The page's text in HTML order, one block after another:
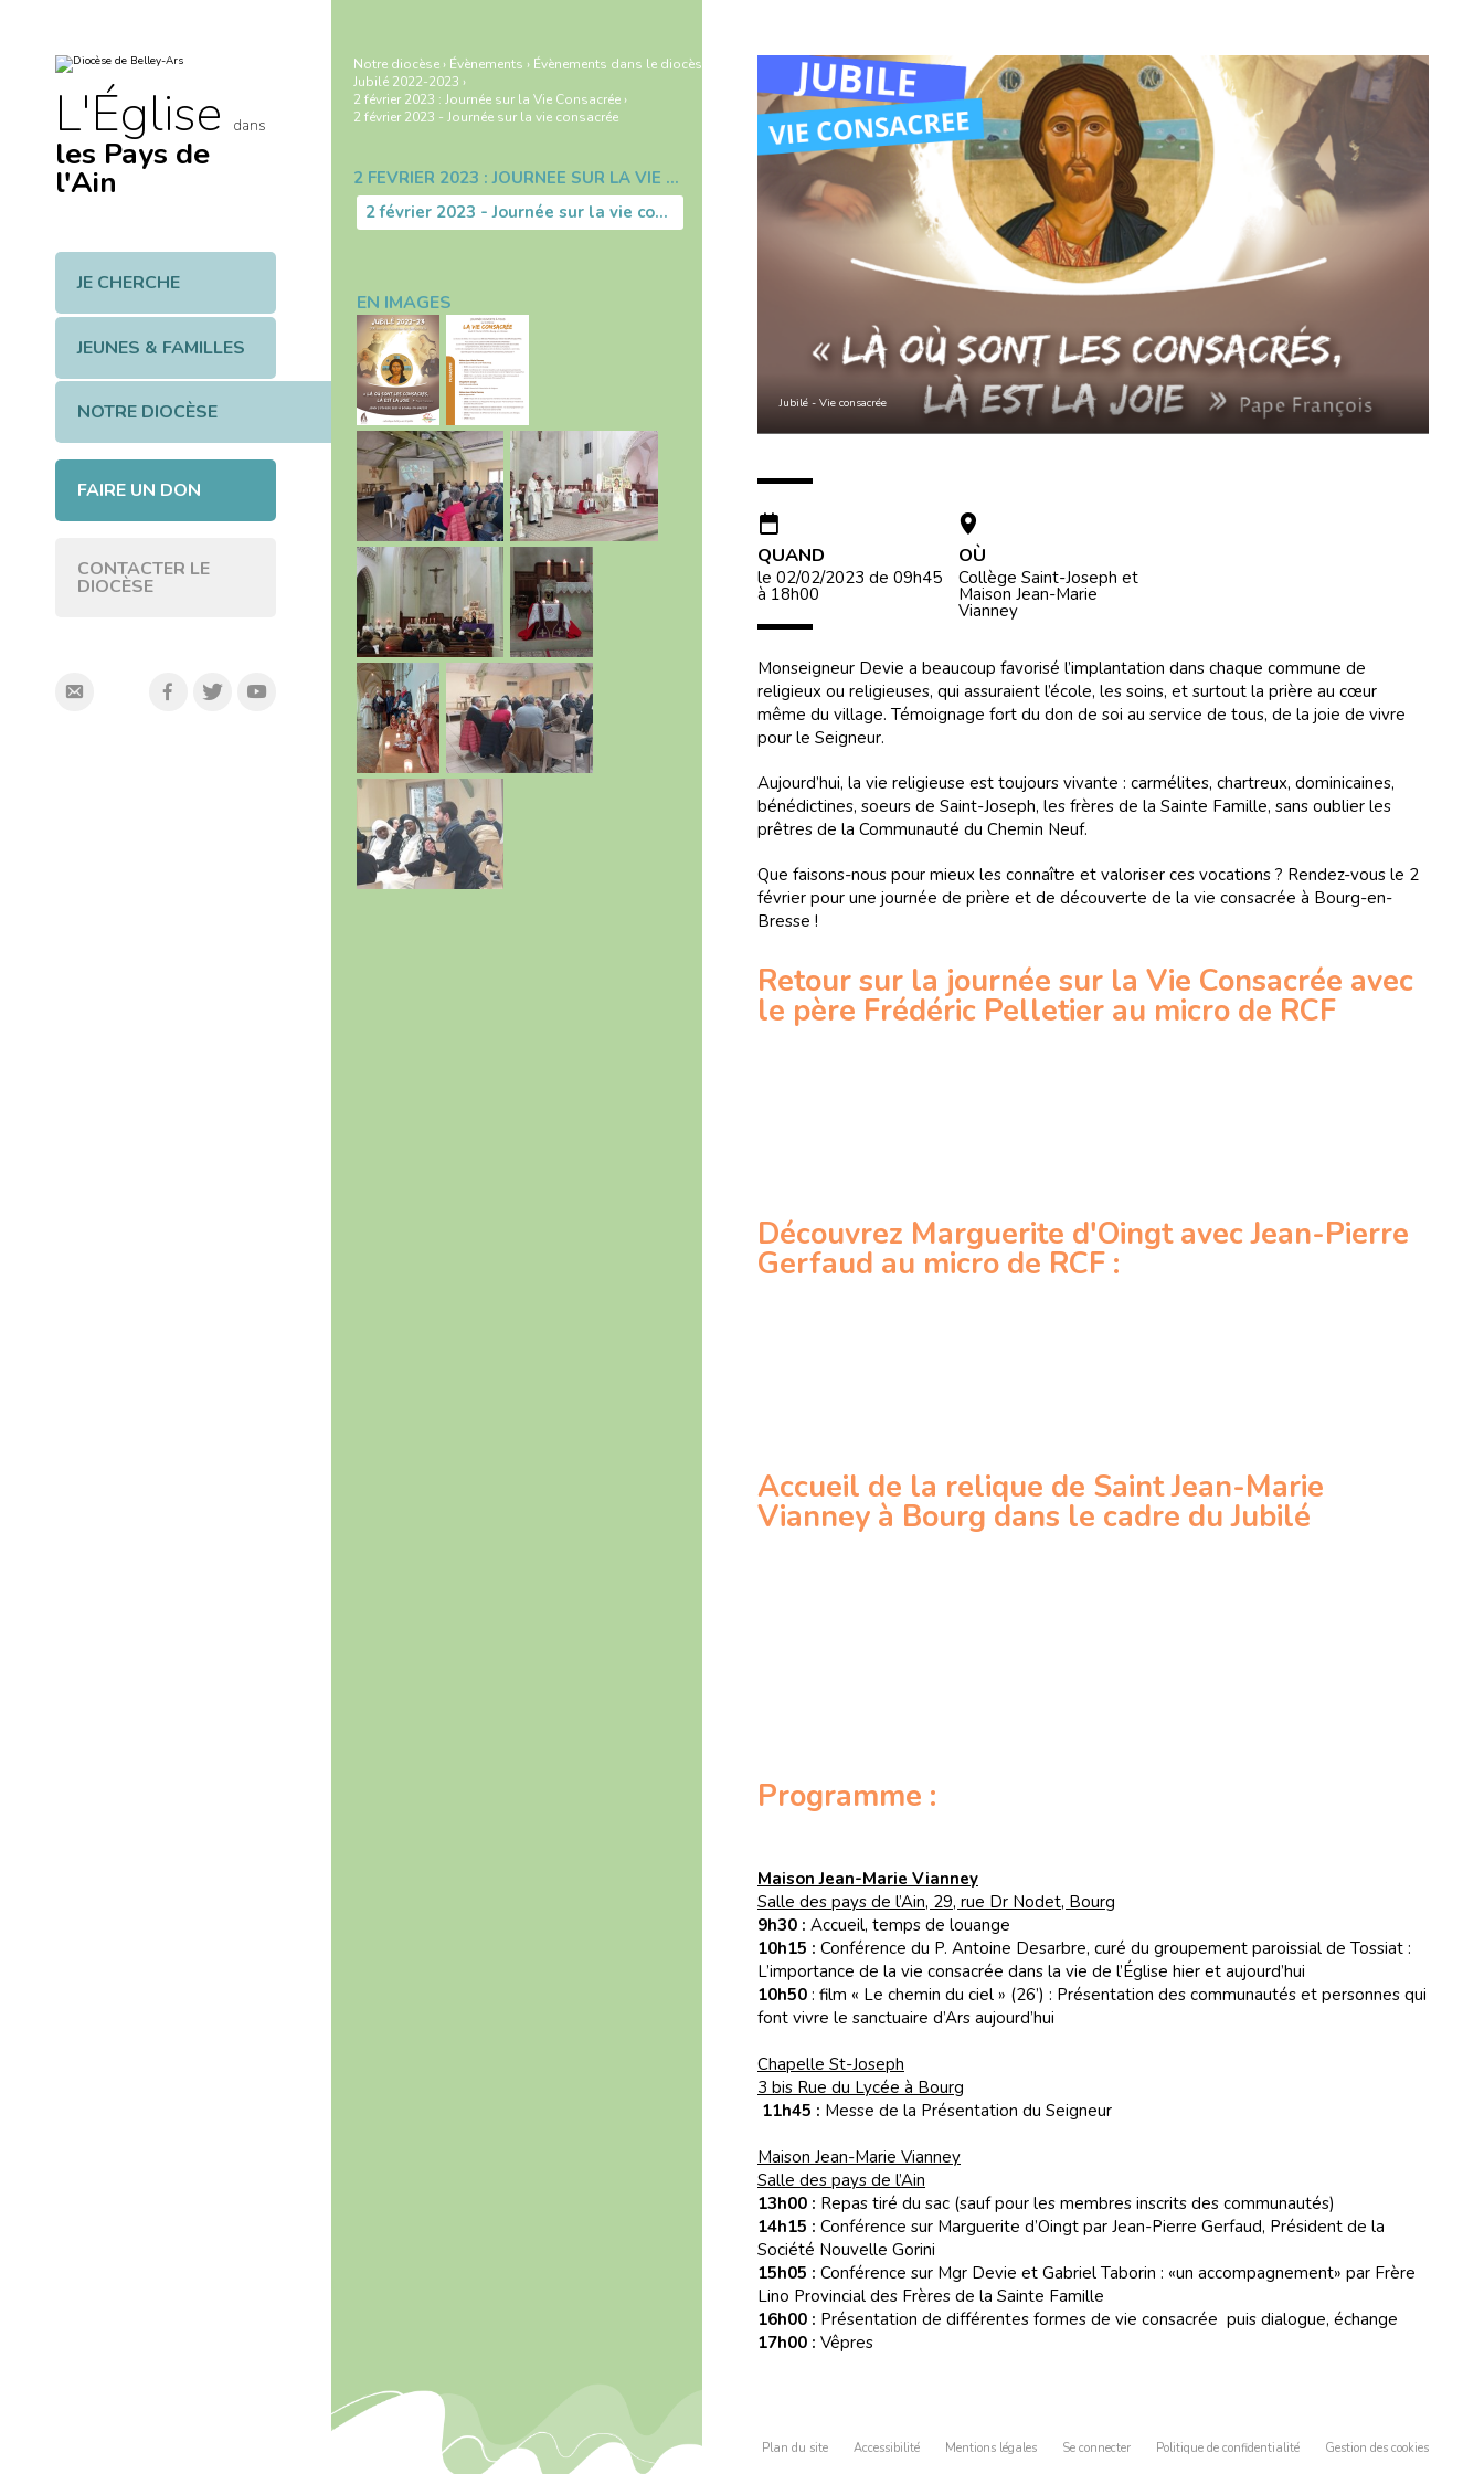
L'Église dans
les Pays de
l'Ain
JE CHERCHE
JEUNES & FAMILLES
NOTRE DIOCÈSE
FAIRE UN DON
CONTACTER LE
DIOCÈSE
Jubilé - Vie consacrée
QUAND
le 02/02/2023 de 09h45
à 18h00
OÙ
Collège Saint-Joseph et
Maison Jean-Marie
Vianney
Monseigneur Devie a beaucoup favorisé l’implantation dans chaque commune de
religieux ou religieuses, qui assuraient l’école, les soins, et surtout la prière au cœur
même du village. Témoignage fort du don de soi au service de tous, de la joie de vivre
pour le Seigneur.
Aujourd’hui, la vie religieuse est toujours vivante : carmélites, chartreux, dominicaines,
bénédictines, soeurs de Saint-Joseph, les frères de la Sainte Famille, sans oublier les
prêtres de la Communauté du Chemin Neuf.
Que faisons-nous pour mieux les connaître et valoriser ces vocations ? Rendez-vous le 2
février pour une journée de prière et de découverte de la vie consacrée à Bourg-en-
Bresse !
Retour sur la journée sur la Vie Consacrée avec
le père Frédéric Pelletier au micro de RCF
Découvrez Marguerite d'Oingt avec Jean-Pierre
Gerfaud au micro de RCF :
Accueil de la relique de Saint Jean-Marie
Vianney à Bourg dans le cadre du Jubilé
Programme :
Maison Jean-Marie Vianney
Salle des pays de l’Ain, 29, rue Dr Nodet, Bourg
9h30 : Accueil, temps de louange
10h15 : Conférence du P. Antoine Desarbre, curé du groupement paroissial de Tossiat :
L’importance de la vie consacrée dans la vie de l’Église hier et aujourd’hui
10h50 : film « Le chemin du ciel » (26’) : Présentation des communautés et personnes qui
font vivre le sanctuaire d’Ars aujourd’hui
Chapelle St-Joseph
3 bis Rue du Lycée à Bourg
11h45 : Messe de la Présentation du Seigneur
Maison Jean-Marie Vianney
Salle des pays de l’Ain
13h00 : Repas tiré du sac (sauf pour les membres inscrits des communautés)
14h15 : Conférence sur Marguerite d’Oingt par Jean-Pierre Gerfaud, Président de la
Société Nouvelle Gorini
15h05 : Conférence sur Mgr Devie et Gabriel Taborin : «un accompagnement» par Frère
Lino Provincial des Frères de la Sainte Famille
16h00 : Présentation de différentes formes de vie consacrée puis dialogue, échange
17h00 : Vêpres
Notre diocèse › Évènements › Évènements dans le diocèse
Jubilé 2022-2023 ›
2 février 2023 : Journée sur la Vie Consacrée ›
2 février 2023 - Journée sur la vie consacrée
Navigation
2 FÉVRIER 2023 : JOURNÉE SUR LA VIE CONSACRÉE
2 février 2023 - Journée sur la vie consacrée
EN IMAGES
Plan du site Accessibilité Mentions légales Se connecter Politique de confidentialité Gestion des cookies